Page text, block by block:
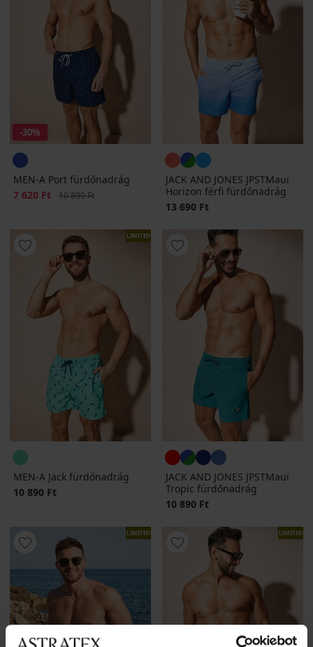
-30%
MEN-A Port fürdőnadrág
Kedvezmény
7 620 Ft Eredeti ár
10 890 Ft
JACK AND JONES JPSTMaui
Horizon férfi fürdőnadrág
13 690 Ft
LIMITED
MEN-A Jack fürdőnadrág
10 890 Ft
JACK AND JONES JPSTMaui
Tropic fürdőnadrág
10 890 Ft
LIMITED LIMITED